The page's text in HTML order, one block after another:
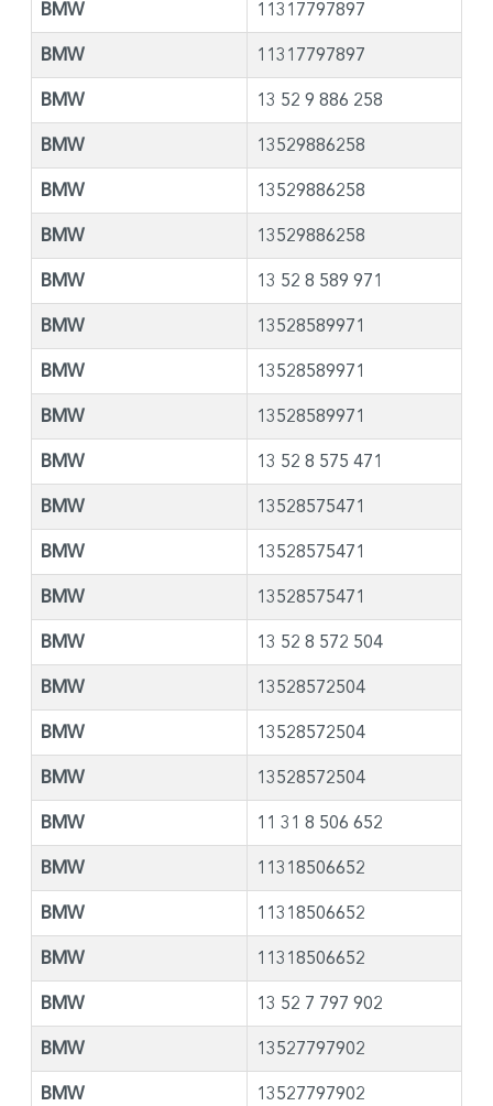
BMW 11317797897
BMW 11317797897
BMW 13 52 9 886 258
BMW 13529886258
BMW 13529886258
BMW 13529886258
BMW 13 52 8 589 971
BMW 13528589971
BMW 13528589971
BMW 13528589971
BMW 13 52 8 575 471
BMW 13528575471
BMW 13528575471
BMW 13528575471
BMW 13 52 8 572 504
BMW 13528572504
BMW 13528572504
BMW 13528572504
BMW 11 31 8 506 652
BMW 11318506652
BMW 11318506652
BMW 11318506652
BMW 13 52 7 797 902
BMW 13527797902
BMW 13527797902